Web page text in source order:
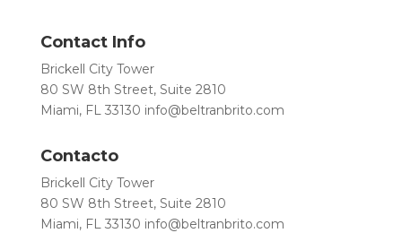
Contact Info
Brickell City Tower
80 SW 8th Street, Suite 2810
Miami, FL 33130 info@beltranbrito.com
Contacto
Brickell City Tower
80 SW 8th Street, Suite 2810
Miami, FL 33130 info@beltranbrito.com